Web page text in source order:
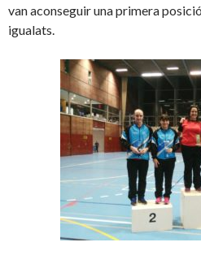
van aconseguir una primera
igualats.